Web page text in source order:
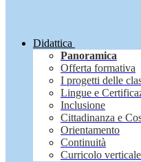
Didattica
Panoramica
Offerta formativa
I progetti delle
Lingue e
Inclusione
Cittadinanza e
Orientamento
Continuità
Curricolo